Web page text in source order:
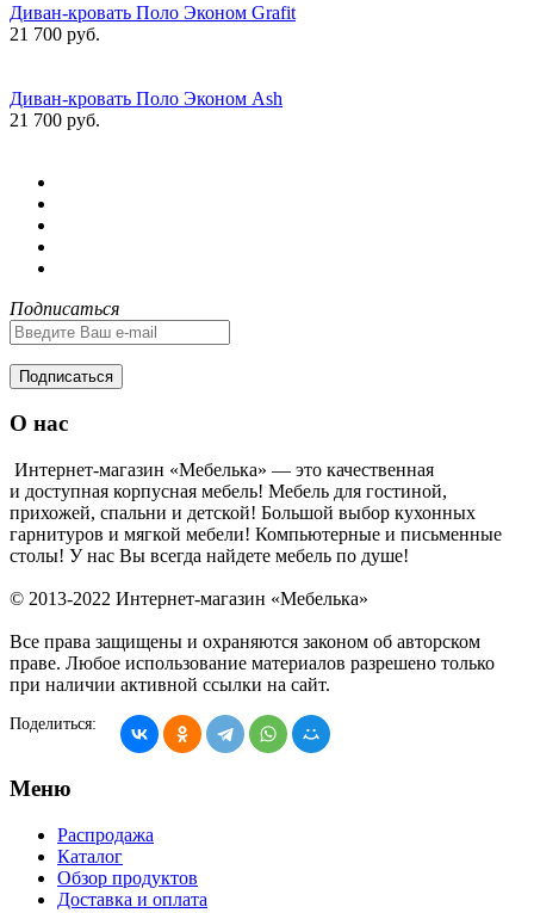
Диван-кровать Поло Эконом Grafit
21 700 руб.
Диван-кровать Поло Эконом Ash
21 700 руб.
Подписаться
Подписаться
О нас
Интернет-магазин «Мебелька» — это качественная
и доступная корпусная мебель! Мебель для гостиной,
прихожей, спальни и детской! Большой выбор кухонных
гарнитуров и мягкой мебели! Компьютерные и письменные
столы! У нас Вы всегда найдете мебель по душе!
© 2013-2022 Интернет-магазин «Мебелька»
Все права защищены и охраняются законом об авторском
праве. Любое использование материалов разрешено только
при наличии активной ссылки на сайт.
Поделиться:
Меню
Распродажа
Каталог
Обзор продуктов
Доставка и оплата